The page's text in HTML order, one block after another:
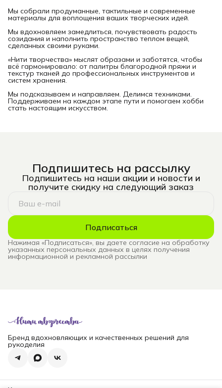
Мы собрали продуманные, тактильные и современные
материалы для воплощения ваших творческих идей.
Мы вдохновляем замедлиться, почувствовать радость
созидания и наполнить пространство теплом вещей,
сделанных своими руками.
«Нити творчества» мыслят образами и заботятся, чтобы
всё гармонировало: от палитры благородной пряжи и
текстур тканей до профессиональных инструментов и
систем хранения.
Мы подсказываем и направляем. Делимся техниками.
Поддерживаем на каждом этапе пути и помогаем хобби
стать настоящим искусством.
Подпишитесь на рассылку
Подпишитесь на наши акции и новости и
получите скидку на следующий заказ
Подписаться
Нажимая «Подписаться», вы даете согласие на обработку
указанных персональных данных в целях получения
информационной и рекламной рассылки
Бренд вдохновляющих и качественных решений для
рукоделия